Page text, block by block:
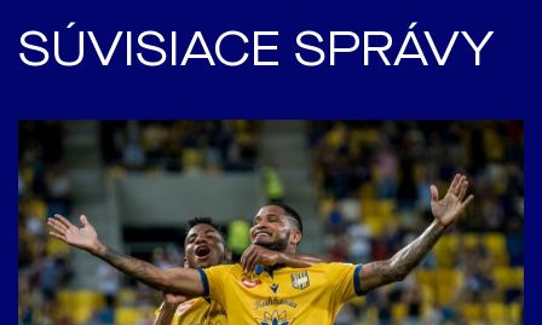
SÚVISIACE SPRÁVY